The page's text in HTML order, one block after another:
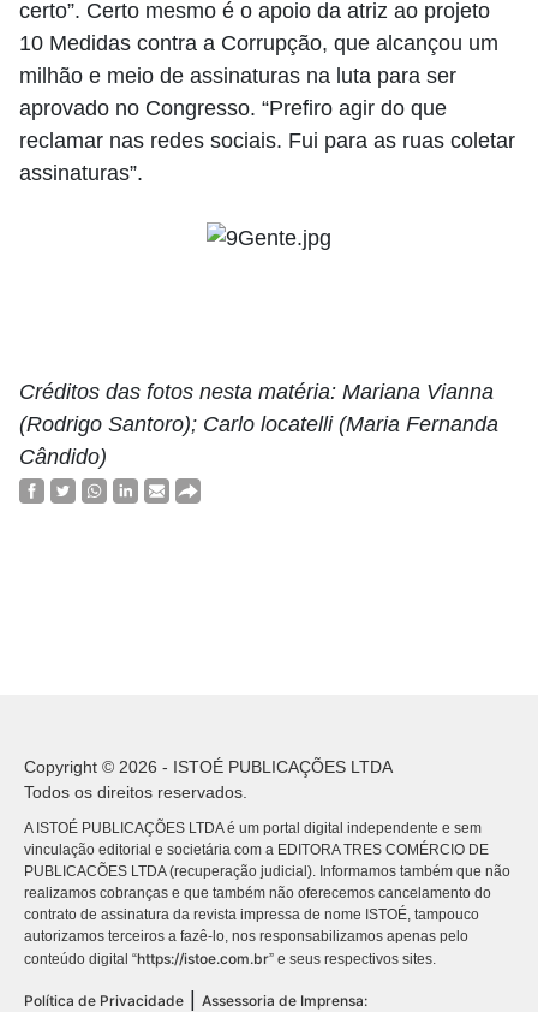
certo”. Certo mesmo é o apoio da atriz ao projeto
10 Medidas contra a Corrupção, que alcançou um
milhão e meio de assinaturas na luta para ser
aprovado no Congresso. “Prefiro agir do que
reclamar nas redes sociais. Fui para as ruas coletar
assinaturas”.
Créditos das fotos nesta matéria: Mariana Vianna
(Rodrigo Santoro); Carlo locatelli (Maria Fernanda
Cândido)
Copyright © 2026 - ISTOÉ PUBLICAÇÕES LTDA
Todos os direitos reservados.
A ISTOÉ PUBLICAÇÕES LTDA é um portal digital independente e sem
vinculação editorial e societária com a EDITORA TRES COMÉRCIO DE
PUBLICACÕES LTDA (recuperação judicial). Informamos também que não
realizamos cobranças e que também não oferecemos cancelamento do
contrato de assinatura da revista impressa de nome ISTOÉ, tampouco
autorizamos terceiros a fazê-lo, nos responsabilizamos apenas pelo
conteúdo digital “https://istoe.com.br” e seus respectivos sites.
Política de Privacidade Assessoria de Imprensa: